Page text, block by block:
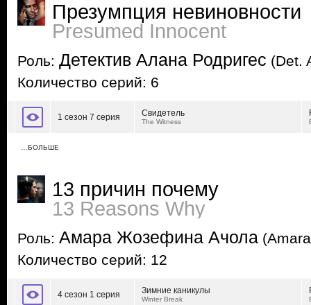
Презумпция невиновности
Presumed Innocent
Роль: Детектив Алана Родригес (Det.
Количество серий: 6
1 сезон 7 серия Свидетель
The Witness
…БОЛЬШЕ
13 причин почему
13 Reasons Why
Роль: Амара Жозефина Ачола
Количество серий: 12
4 сезон 1 серия Зимние каникулы
Winter Break